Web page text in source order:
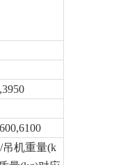
机重量(k